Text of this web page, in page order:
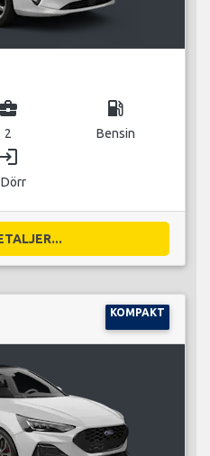
business_center
2
local_gas_station
Bensin
login
KOMPAKT